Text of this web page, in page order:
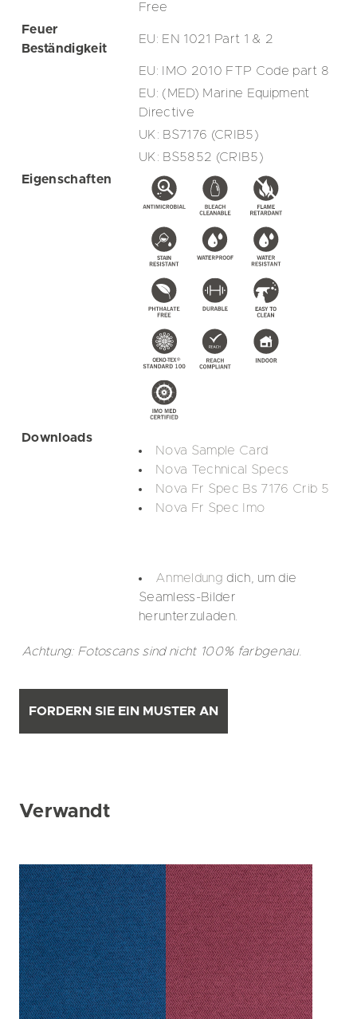
Free
Feuer
Beständigkeit
EU: EN 1021 Part 1 & 2
EU: IMO 2010 FTP Code part 8
EU: (MED) Marine Equipment
Directive
UK: BS7176 (CRIB5)
UK: BS5852 (CRIB5)
Eigenschaften
Downloads
Nova Sample Card
Nova Technical Specs
Nova Fr Spec Bs 7176 Crib 5
Nova Fr Spec Imo
Anmeldung dich, um die
Seamless-Bilder
herunterzuladen.
Achtung: Fotoscans sind nicht 100% farbgenau.
FORDERN SIE EIN MUSTER AN
Verwandt